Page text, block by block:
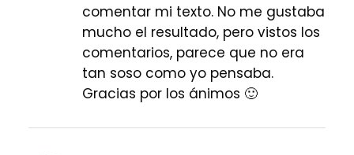
comentar mi texto. No me gustaba
mucho el resultado, pero vistos los
comentarios, parece que no era
tan soso como yo pensaba.
Gracias por los ánimos 🙂